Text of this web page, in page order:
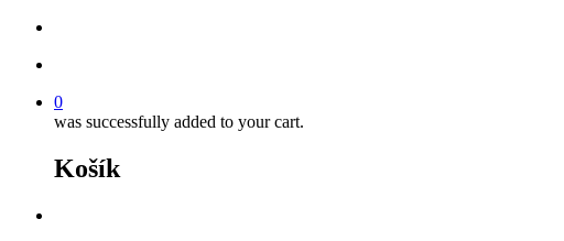
0
was successfully added to your cart.
Košík